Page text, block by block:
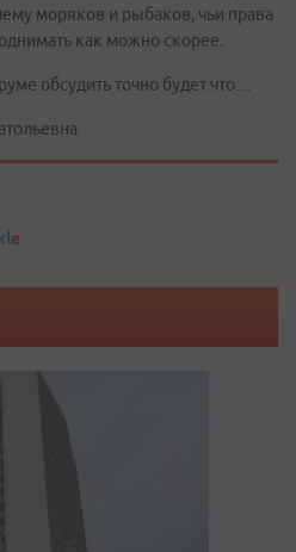
моряков и рыбаков, чьи права
как можно скорее.
обсудить точно будет что…
e